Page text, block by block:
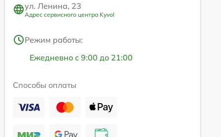
ул. Ленина, 23
Адрес сервисного центра Kyvol
Режим работы:
Ежедневно с 9:00 до 21:00
Способы оплаты